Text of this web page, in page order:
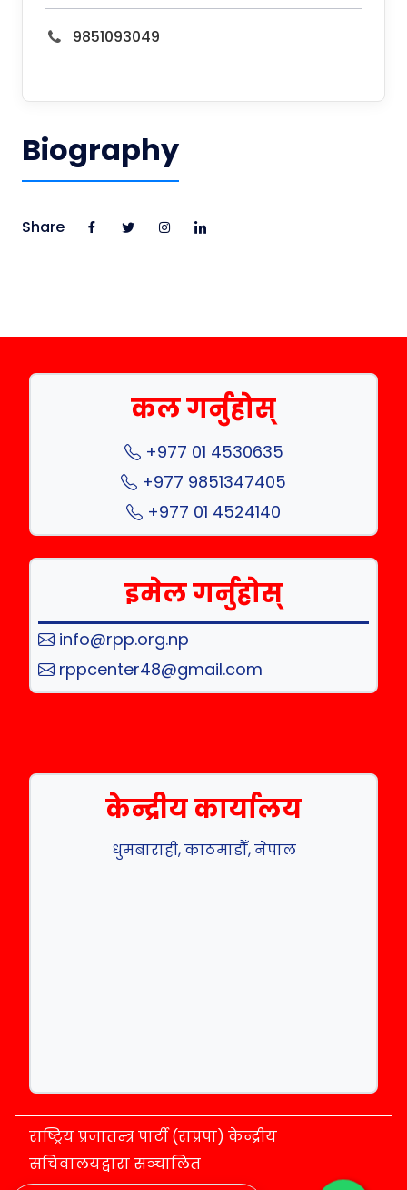
9851093049
Biography
Share
कल गर्नुहोस्
+977 01 4530635
+977 9851347405
+977 01 4524140
इमेल गर्नुहोस्
info@rpp.org.np
rppcenter48@gmail.com
केन्द्रीय कार्यालय
धुमबाराही, काठमाडौँ, नेपाल
राष्ट्रिय प्रजातन्त्र पार्टी (राप्रपा) केन्द्रीय
सचिवालयद्वारा सञ्चालित